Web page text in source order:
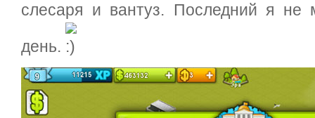
слесаря и вантуз. Последний я не
день.